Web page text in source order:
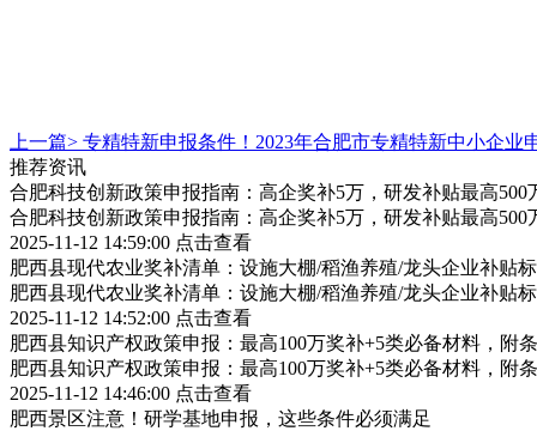
上一篇> 专精特新申报条件！2023年合肥市专精特新中小企业
推荐资讯
合肥科技创新政策申报指南：高企奖补5万，研发补贴最高500
合肥科技创新政策申报指南：高企奖补5万，研发补贴最高500
2025-11-12 14:59:00 点击查看
肥西县现代农业奖补清单：设施大棚/稻渔养殖/龙头企业补贴
肥西县现代农业奖补清单：设施大棚/稻渔养殖/龙头企业补贴
2025-11-12 14:52:00 点击查看
肥西县知识产权政策申报：最高100万奖补+5类必备材料，附
肥西县知识产权政策申报：最高100万奖补+5类必备材料，附
2025-11-12 14:46:00 点击查看
肥西景区注意！研学基地申报，这些条件必须满足